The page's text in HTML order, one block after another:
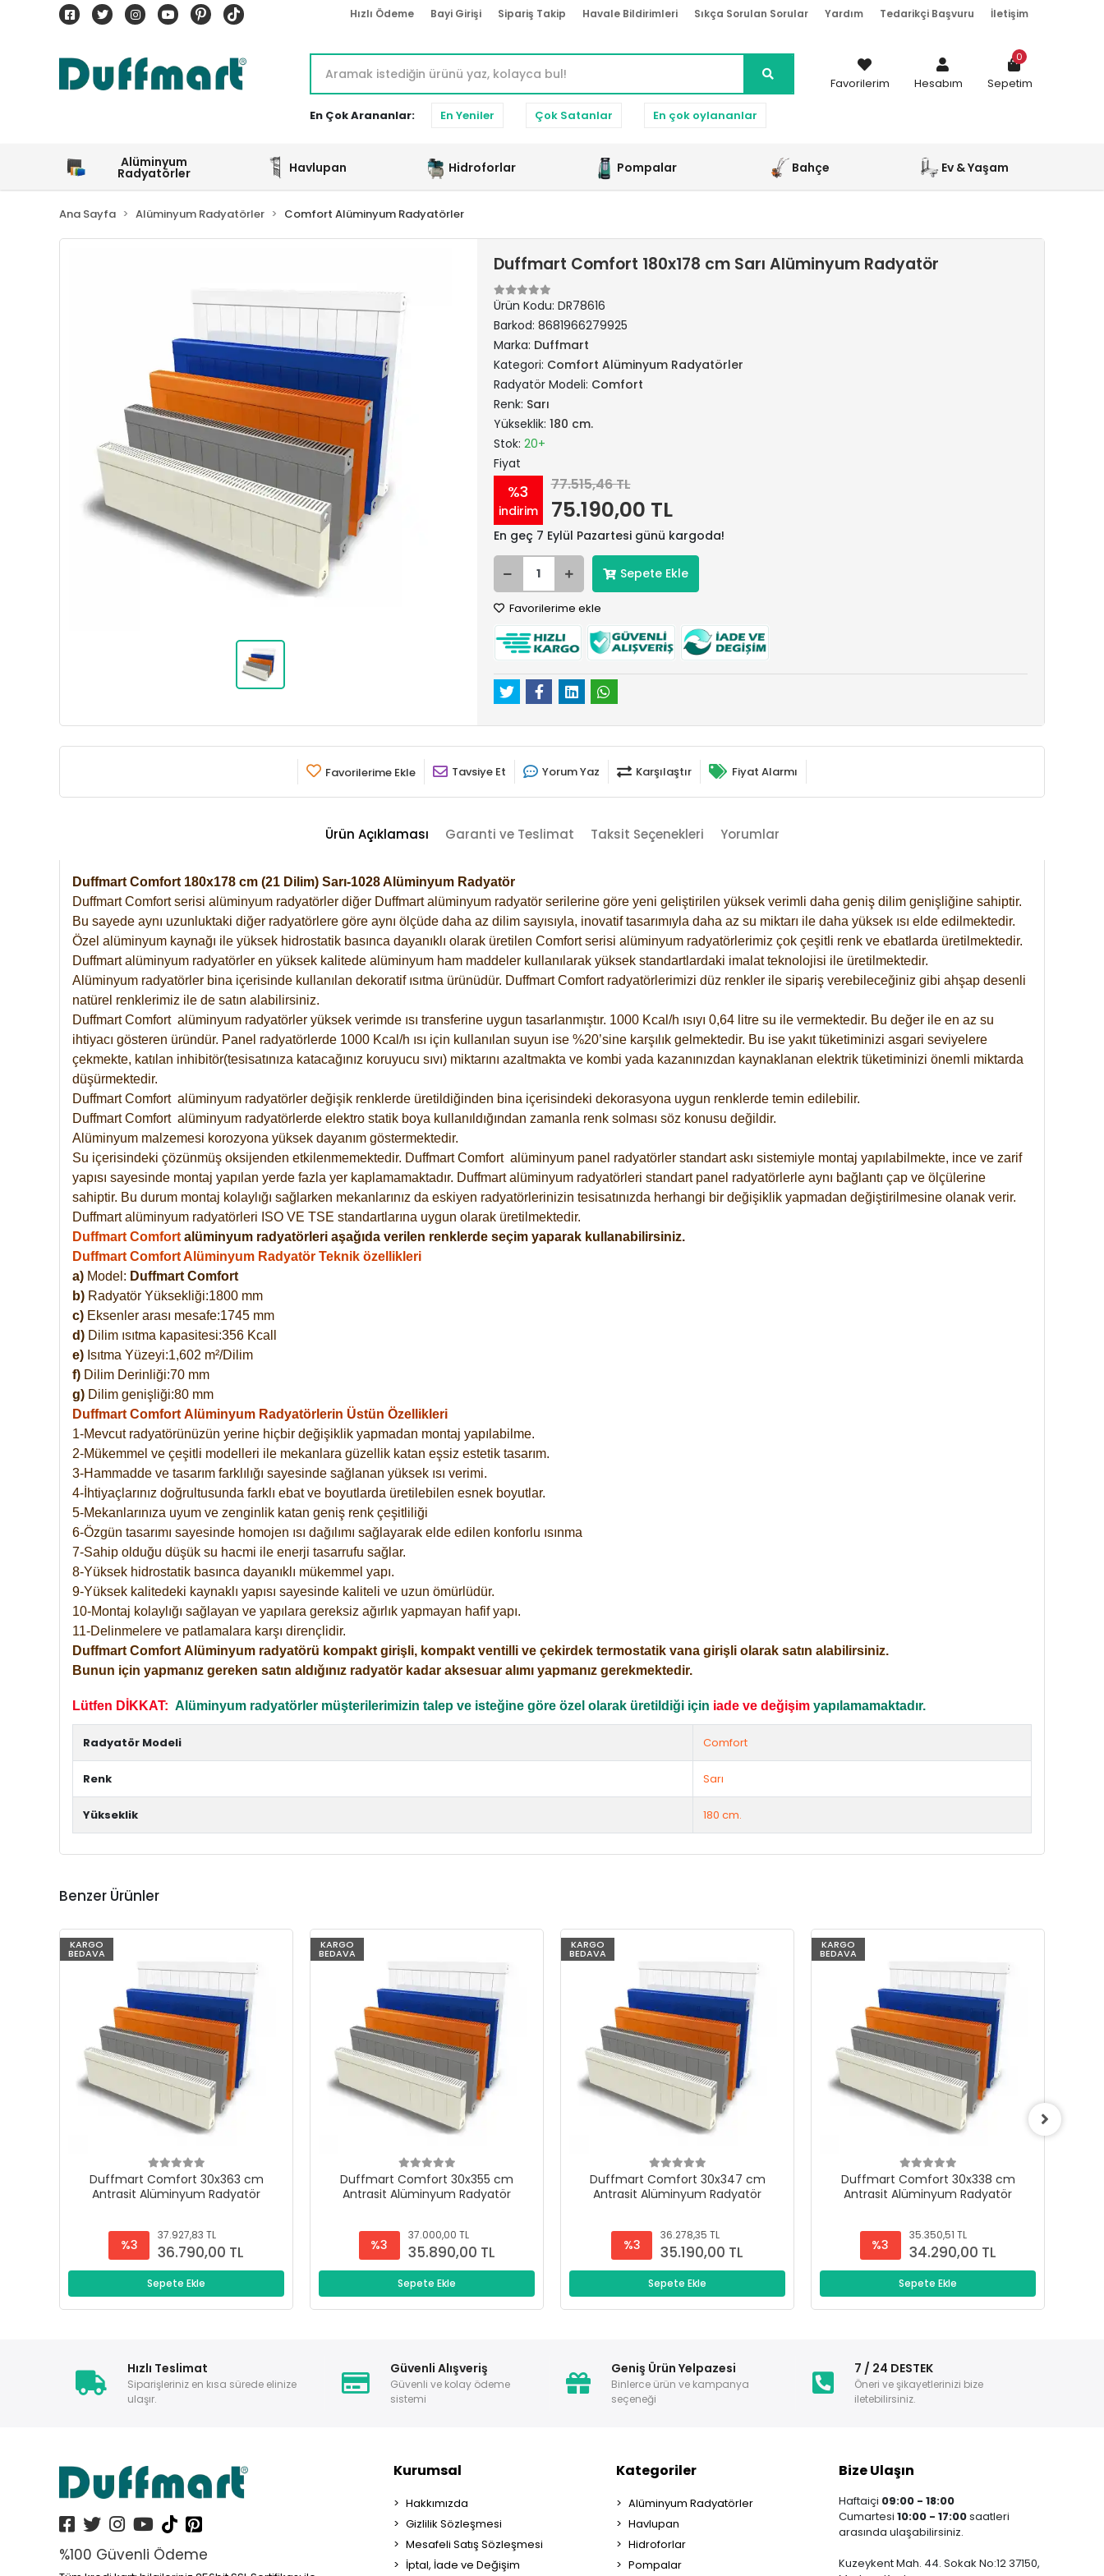
Hızlı Ödeme Bayi Girişi Sipariş Takip Havale Bildirimleri Sıkça Sorulan Sorular Yardım Tedarikçi Başvuru İletişim
En Çok Arananlar: En Yeniler Çok Satanlar En çok oylananlar
Favorilerim Hesabım Sepetim
0
Alüminyum
Radyatörler Havlupan Hidroforlar Pompalar Bahçe Ev & Yaşam
Ana Sayfa Alüminyum Radyatörler Comfort Alüminyum Radyatörler
Duffmart Comfort 180x178 cm Sarı Alüminyum Radyatör
Ürün Kodu: DR78616
Barkod: 8681966279925
Marka: Duffmart
Kategori: Comfort Alüminyum Radyatörler
Radyatör Modeli: Comfort
Renk: Sarı
Yükseklik: 180 cm.
Stok: 20+
Fiyat
%3
indirim
77.515,46 TL
75.190,00 TL
En geç 7 Eylül Pazartesi günü kargoda!
Sepete Ekle
Favorilerime ekle
Favorilerime Ekle Tavsiye Et Yorum Yaz Karşılaştır Fiyat Alarmı
Ürün Açıklaması Garanti ve Teslimat Taksit Seçenekleri Yorumlar
Duffmart Comfort 180x178 cm (21 Dilim) Sarı-1028 Alüminyum Radyatör
Duffmart Comfort serisi alüminyum radyatörler diğer Duffmart alüminyum radyatör serilerine göre yeni geliştirilen yüksek verimli daha geniş dilim genişliğine sahiptir.
Bu sayede aynı uzunluktaki diğer radyatörlere göre aynı ölçüde daha az dilim sayısıyla, inovatif tasarımıyla daha az su miktarı ile daha yüksek ısı elde edilmektedir.
Özel alüminyum kaynağı ile yüksek hidrostatik basınca dayanıklı olarak üretilen Comfort serisi alüminyum radyatörlerimiz çok çeşitli renk ve ebatlarda üretilmektedir.
Duffmart alüminyum radyatörler en yüksek kalitede alüminyum ham maddeler kullanılarak yüksek standartlardaki imalat teknolojisi ile üretilmektedir.
Alüminyum radyatörler bina içerisinde kullanılan dekoratif ısıtma ürünüdür. Duffmart Comfort radyatörlerimizi düz renkler ile sipariş verebileceğiniz gibi ahşap desenli
natürel renklerimiz ile de satın alabilirsiniz.
Duffmart Comfort alüminyum radyatörler yüksek verimde ısı transferine uygun tasarlanmıştır. 1000 Kcal/h ısıyı 0,64 litre su ile vermektedir. Bu değer ile en az su
ihtiyacı gösteren üründür. Panel radyatörlerde 1000 Kcal/h ısı için kullanılan suyun ise %20’sine karşılık gelmektedir. Bu ise yakıt tüketiminizi asgari seviyelere
çekmekte, katılan inhibitör(tesisatınıza katacağınız koruyucu sıvı) miktarını azaltmakta ve kombi yada kazanınızdan kaynaklanan elektrik tüketiminizi önemli miktarda
düşürmektedir.
Duffmart Comfort alüminyum radyatörler değişik renklerde üretildiğinden bina içerisindeki dekorasyona uygun renklerde temin edilebilir.
DuffmartComfort alüminyum radyatörlerde elektro statik boya kullanıldığından zamanla renk solması söz konusu değildir.
Alüminyum malzemesi korozyona yüksek dayanım göstermektedir.
Su içerisindeki çözünmüş oksijenden etkilenmemektedir. DuffmartComfort alüminyum panel radyatörler standart askı sistemiyle montaj yapılabilmekte, ince ve zarif
yapısı sayesinde montaj yapılan yerde fazla yer kaplamamaktadır. Duffmart alüminyum radyatörleri standart panel radyatörlerle aynı bağlantı çap ve ölçülerine
sahiptir. Bu durum montaj kolaylığı sağlarken mekanlarınız da eskiyen radyatörlerinizin tesisatınızda herhangi bir değişiklik yapmadan değiştirilmesine olanak verir.
Duffmart alüminyum radyatörleri ISO VE TSE standartlarına uygun olarak üretilmektedir.
Duffmart Comfort alüminyum radyatörleri aşağıda verilen renklerde seçim yaparak kullanabilirsiniz.
Duffmart Comfort Alüminyum Radyatör Teknik özellikleri
a) Model: Duffmart Comfort
b) Radyatör Yüksekliği:1800 mm
c) Eksenler arası mesafe:1745 mm
d) Dilim ısıtma kapasitesi:356 Kcall
e) Isıtma Yüzeyi:1,602 m²/Dilim
f) Dilim Derinliği:70 mm
g) Dilim genişliği:80 mm
Duffmart Comfort Alüminyum Radyatörlerin Üstün Özellikleri
1-Mevcut radyatörünüzün yerine hiçbir değişiklik yapmadan montaj yapılabilme.
2-Mükemmel ve çeşitli modelleri ile mekanlara güzellik katan eşsiz estetik tasarım.
3-Hammadde ve tasarım farklılığı sayesinde sağlanan yüksek ısı verimi.
4-İhtiyaçlarınız doğrultusunda farklı ebat ve boyutlarda üretilebilen esnek boyutlar.
5-Mekanlarınıza uyum ve zenginlik katan geniş renk çeşitliliği
6-Özgün tasarımı sayesinde homojen ısı dağılımı sağlayarak elde edilen konforlu ısınma
7-Sahip olduğu düşük su hacmi ile enerji tasarrufu sağlar.
8-Yüksek hidrostatik basınca dayanıklı mükemmel yapı.
9-Yüksek kalitedeki kaynaklı yapısı sayesinde kaliteli ve uzun ömürlüdür.
10-Montaj kolaylığı sağlayan ve yapılara gereksiz ağırlık yapmayan hafif yapı.
11-Delinmelere ve patlamalara karşı dirençlidir.
Duffmart Comfort Alüminyum radyatörü kompakt girişli, kompakt ventilli ve çekirdek termostatik vana girişli olarak satın alabilirsiniz.
Bunun için yapmanız gereken satın aldığınız radyatör kadar aksesuar alımı yapmanız gerekmektedir.
Lütfen DİKKAT: Alüminyum radyatörler müşterilerimizin talep ve isteğine göre özel olarak üretildiği için iade ve değişim yapılamamaktadır.
Radyatör Modeli Comfort
Renk Sarı
Yükseklik 180 cm.
Benzer Ürünler
KARGO
BEDAVA
Duffmart Comfort 30x363 cm
Antrasit Alüminyum Radyatör
%3
37.927,83 TL
36.790,00 TL
Sepete Ekle
KARGO
BEDAVA
Duffmart Comfort 30x355 cm
Antrasit Alüminyum Radyatör
%3
37.000,00 TL
35.890,00 TL
Sepete Ekle
KARGO
BEDAVA
Duffmart Comfort 30x347 cm
Antrasit Alüminyum Radyatör
%3
36.278,35 TL
35.190,00 TL
Sepete Ekle
KARGO
BEDAVA
Duffmart Comfort 30x338 cm
Antrasit Alüminyum Radyatör
%3
35.350,51 TL
34.290,00 TL
Sepete Ekle
Hızlı Teslimat
Siparişleriniz en kısa sürede elinize
ulaşır.
Güvenli Alışveriş
Güvenli ve kolay ödeme
sistemi
Geniş Ürün Yelpazesi
Binlerce ürün ve kampanya
seçeneği
7 / 24 DESTEK
Öneri ve şikayetlerinizi bize
iletebilirsiniz.
%100 Güvenli Ödeme
Kurumsal
Hakkımızda
Gizlilik Sözleşmesi
Mesafeli Satış Sözleşmesi
İptal, İade ve Değişim
Kategoriler
Alüminyum Radyatörler
Havlupan
Hidroforlar
Pompalar
Bize Ulaşın
Haftaiçi 09:00 - 18:00
Cumartesi 10:00 - 17:00saatleri
arasında ulaşabilirsiniz.
Kuzeykent Mah. 44. Sokak No:12 37150,